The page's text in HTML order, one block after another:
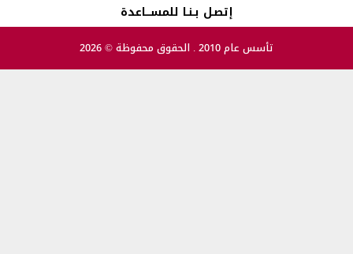
إتصـل بـنـا للمســـاعدة
تأسس عام 2010 . الحقوق محفوظة © 2026